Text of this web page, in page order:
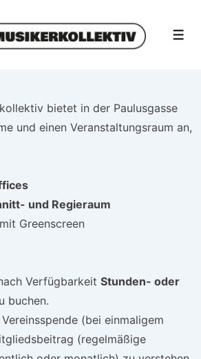
bietet in der Paulusgasse
und einen Veranstaltungsraum an,
und Regieraum
mit Greenscreen
Verfügbarkeit Stunden- oder
buchen.
(bei einmaligem
(regelmäßige